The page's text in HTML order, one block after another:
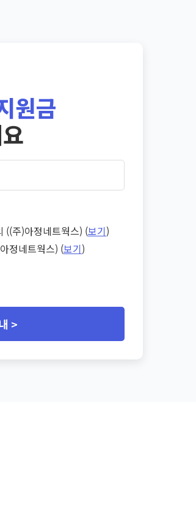
원금
((주)아정네트웍스) (보기)
정네트웍스) (보기)
>